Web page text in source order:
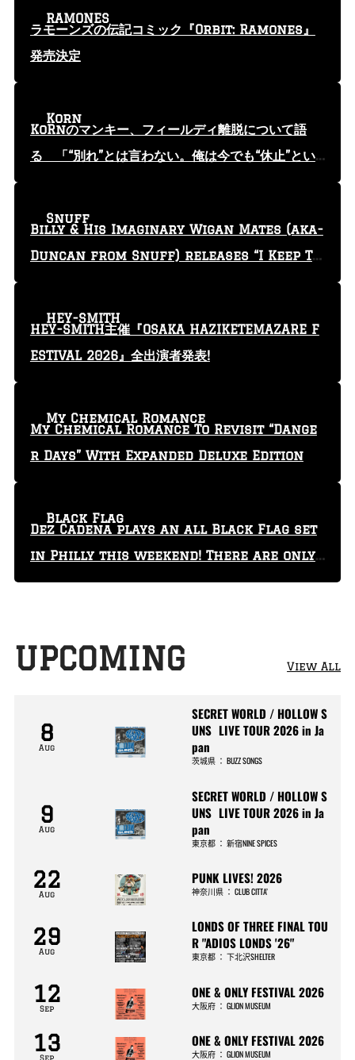
ラモーンズの伝記コミック『Orbit: Ramones』
発売決定
RAMONES
KoRnのマンキー、フィールディ離脱について語
る 「“別れ”とは言わない。俺は今でも“休止”とい
Korn
Billy & His Imaginary Wigan Mates (aka-
Duncan from Snuff) releases “I Keep Tr
Snuff
HEY-SMITH主催『OSAKA HAZIKETEMAZARE F
ESTIVAL 2026』全出演者発表!
HEY-SMITH
My Chemical Romance To Revisit “Dange
r Days” With Expanded Deluxe Edition
My Chemical Romance
Dez Cadena plays an all Black Flag set
in Philly this weekend! There are only
29 tickets left!
Black Flag
UPCOMING View All
8
Aug
SECRET WORLD / HOLLOW S
UNS LIVE TOUR 2026 in Ja
pan
茨城県 ：BUZZ SONGS
9
Aug
SECRET WORLD / HOLLOW S
UNS LIVE TOUR 2026 in Ja
pan
東京都 ：新宿NINE SPICES
22
Aug
PUNK LIVES! 2026
神奈川県 ：CLUB CITTA’
29
Aug
LONDS OF THREE FINAL TOU
R "ADIOS LONDS '26"
東京都 ：下北沢SHELTER
12
Sep
ONE & ONLY FESTIVAL 2026
大阪府 ：GLION MUSEUM
13
Sep
ONE & ONLY FESTIVAL 2026
大阪府 ：GLION MUSEUM